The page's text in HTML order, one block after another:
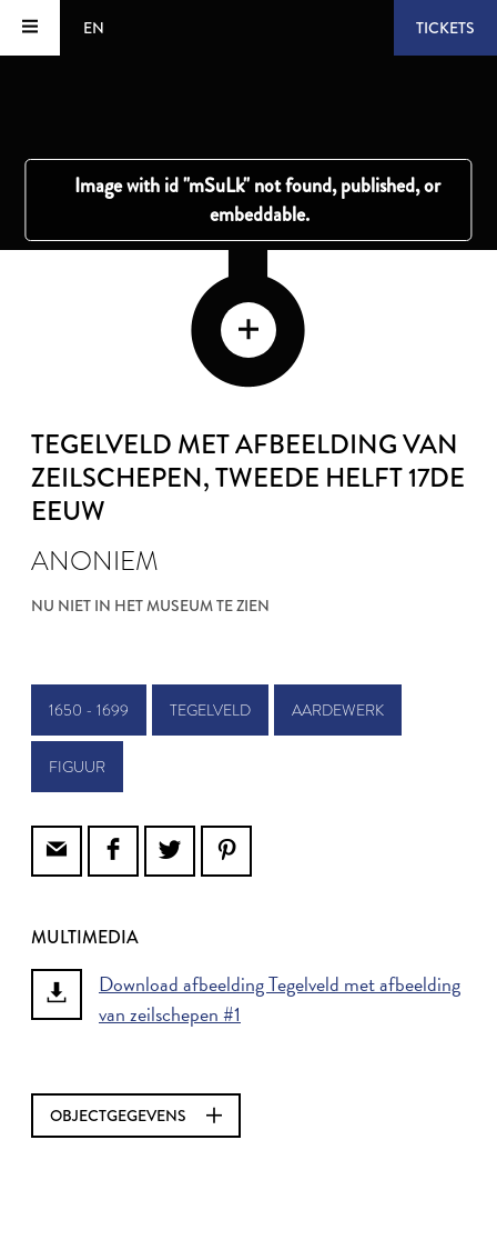
EN TICKETS
TEGELVELD MET AFBEELDING VAN
ZEILSCHEPEN, TWEEDE HELFT 17DE
EEUW
ANONIEM
NU NIET IN HET MUSEUM TE ZIEN
1650 - 1699 TEGELVELD AARDEWERK
FIGUUR
MULTIMEDIA
Download afbeelding Tegelveld met afbeelding
van zeilschepen #1
OBJECTGEGEVENS